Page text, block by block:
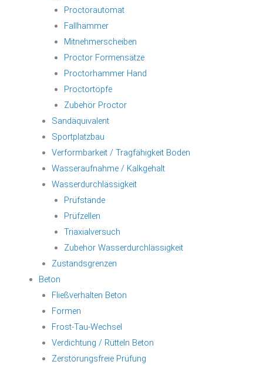
Proctorautomat
Fallhämmer
Mitnehmerscheiben
Proctor Formensätze
Proctorhammer Hand
Proctortöpfe
Zubehör Proctor
Sandäquivalent
Sportplatzbau
Verformbarkeit / Tragfähigkeit Boden
Wasseraufnahme / Kalkgehalt
Wasserdurchlässigkeit
Prüfstände
Prüfzellen
Triaxialversuch
Zubehör Wasserdurchlässigkeit
Zustandsgrenzen
Beton
Fließverhalten Beton
Formen
Frost-Tau-Wechsel
Verdichtung / Rütteln Beton
Zerstörungsfreie Prüfung